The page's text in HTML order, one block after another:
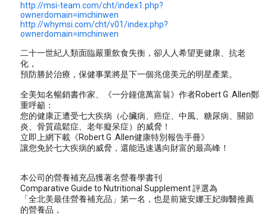
http://msi-team.com/cht/index1.php?
ownerdomain=imchinwen
http://whymsi.com/cht/v01/index.php?
ownerdomain=imchinwen
二十一世紀人類面臨嚴重飲食失衡，卻人人希望更健康、抗老
化，
預防勝於治療，保健事業將是下一個兆億美元的明星產業。
全美知名暢銷書作家、《一分鐘億萬富翁》作者Robert G .Allen鄭
重呼籲：
您的健康正遭受七大疾病（心臟病、癌症、中風、糖尿病、關節
炎、骨質疏鬆症、老年癡呆症）的威脅！
立即上網下載《Robert G .Allen健康特別報告手冊》
讓您免於七大疾病的威脅，還能迅速邁向財富的最高峰！
本公司的營養補充品獲著名營養學書刊
Comparative Guide to Nutritional Supplement 評選為
「全北美最佳營養補充品」第一名，也是前黛安娜王妃御醫推薦
的營養品，